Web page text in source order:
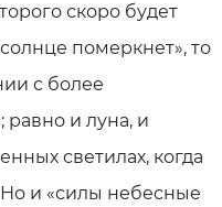
скоро будет
померкнет», то
с более
и луна, и
светилах, когда
Но и «силы небесные